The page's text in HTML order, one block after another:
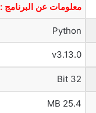
معلومات عن البرنامج :
Python
v3.13.0
32 Bit
25.4 MB